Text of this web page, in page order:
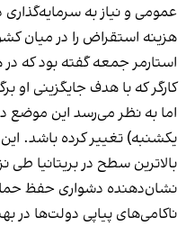
عمومی و نیاز به سرمایه‌گذاری
هزینه استقراض را در میان
استارمر جمعه گفته بود که
کارگر که با هدف جایگزینی او
اما به نظر می‌رسد این موضع
یکشنبه) تغییر کرده باشد.
بالاترین سطح در بریتانیا
نشان‌دهنده دشواری حفظ
ناکامی‌های پیاپی دولت‌ها در